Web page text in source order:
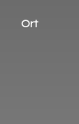
Ort